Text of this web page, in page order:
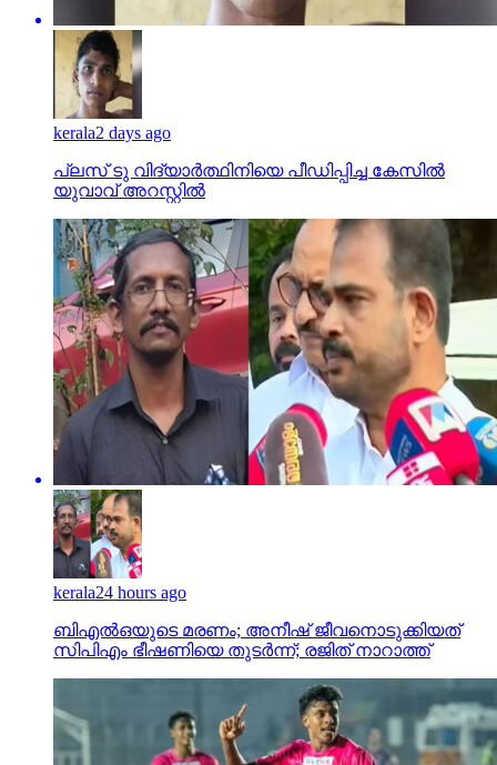
kerala2 days ago
പ്ലസ് ടു വിദ്യാര്‍ത്ഥിനിയെ പീഡിപ്പിച്ച കേസില്‍
യുവാവ് അറസ്റ്റില്‍
kerala24 hours ago
ബിഎല്‍ഒയുടെ മരണം; അനീഷ് ജീവനൊടുക്കിയത്
സിപിഎം ഭീഷണിയെ തുടര്‍ന്ന്; രജിത് നാറാത്ത്